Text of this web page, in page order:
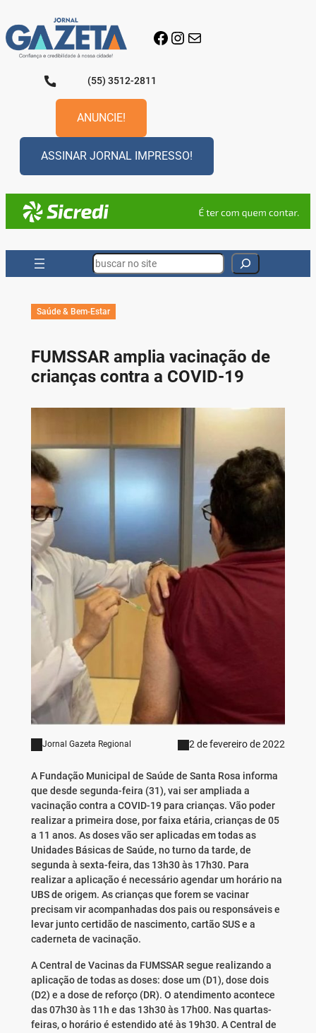
para
o
conteúdo
Facebook
Instagram
E-mail
(55) 3512-2811
ANUNCIE!
ASSINAR JORNAL IMPRESSO!
Search
Saúde & Bem-Estar
FUMSSAR amplia vacinação de
crianças contra a COVID-19
Jornal Gazeta Regional 2 de fevereiro de 2022
A Fundação Municipal de Saúde de Santa Rosa informa
que desde segunda-feira (31), vai ser ampliada a
vacinação contra a COVID-19 para crianças. Vão poder
realizar a primeira dose, por faixa etária, crianças de 05
a 11 anos. As doses vão ser aplicadas em todas as
Unidades Básicas de Saúde, no turno da tarde, de
segunda à sexta-feira, das 13h30 às 17h30. Para
realizar a aplicação é necessário agendar um horário na
UBS de origem. As crianças que forem se vacinar
precisam vir acompanhadas dos pais ou responsáveis e
levar junto certidão de nascimento, cartão SUS e a
caderneta de vacinação.
A Central de Vacinas da FUMSSAR segue realizando a
aplicação de todas as doses: dose um (D1), dose dois
(D2) e a dose de reforço (DR). O atendimento acontece
das 07h30 às 11h e das 13h30 às 17h00. Nas quartas-
feiras, o horário é estendido até às 19h30. A Central de